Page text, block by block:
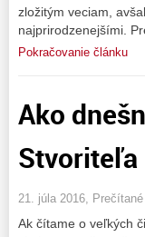
zložitým veciam,
najprirodzenejšími.
Pokračovanie článku
Ako
Stvoriteľa
21. júla 2016,
Ak čítame o veľkých